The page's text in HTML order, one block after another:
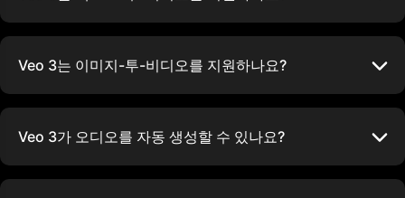
Veo 3는 이미지-투-비디오를 지원하나요?
Veo 3가 오디오를 자동 생성할 수 있나요?